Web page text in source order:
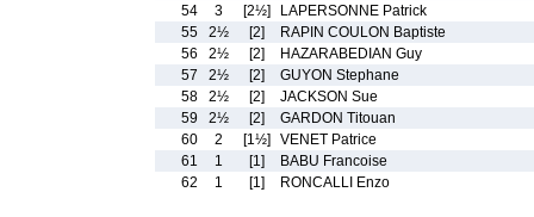
54
3 [2½]
LAPERSONNE Patrick
55
2½ [2]
RAPIN COULON Baptiste
56
2½ [2]
HAZARABEDIAN Guy
57
2½ [2]
GUYON Stephane
58
2½ [2]
JACKSON Sue
59
2½ [2]
GARDON Titouan
60
2 [1½]
VENET Patrice
61
1 [1]
BABU Francoise
62
1 [1] RONCALLI Enzo